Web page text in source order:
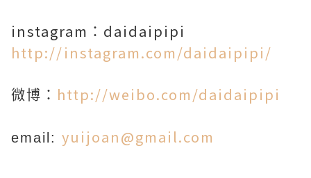
instagram ： daidaipipi
http://instagram.com/daidaipipi/
微博： http://weibo.com/daidaipipi
email: yuijoan@gmail.com